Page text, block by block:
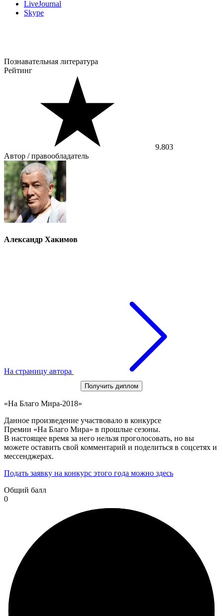
LiveJournal
Skype
Познавательная литература
Рейтинг
9.803
Автор / правообладатель
Александр Хакимов
На страницу автора
Получить диплом
«На Благо Мира-2018»
Данное произведение участвовало в конкурсе
Премии «На Благо Мира» в прошлые сезоны.
В настоящее время за него нельзя проголосовать, но вы
можете оставить свой комментарий и поделиться в соцсетях и
мессенджерах.
Подать заявку на конкурс этого года можно здесь
Общий балл
0